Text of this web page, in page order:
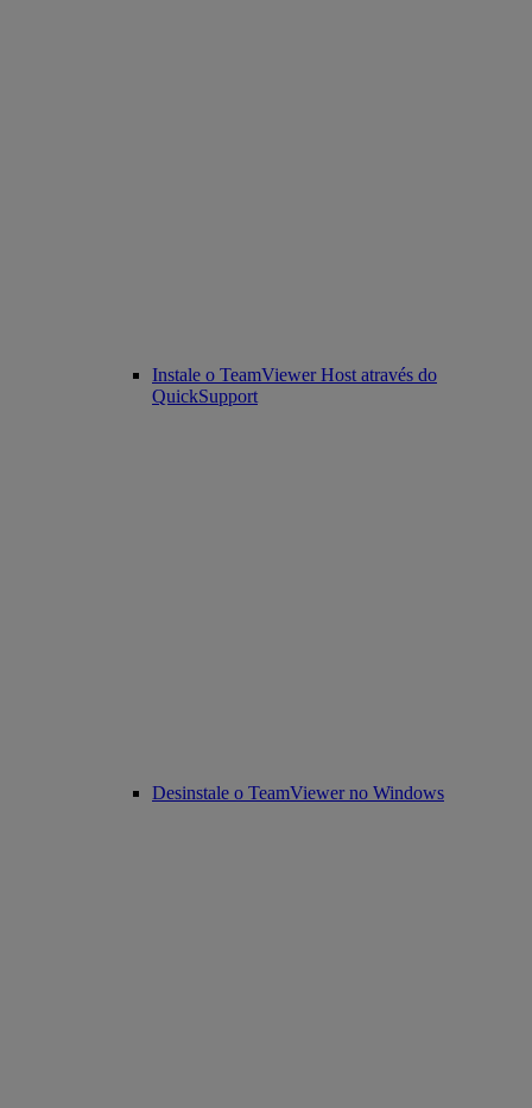
Instale o TeamViewer Host através do
QuickSupport
Desinstale o TeamViewer no Windows